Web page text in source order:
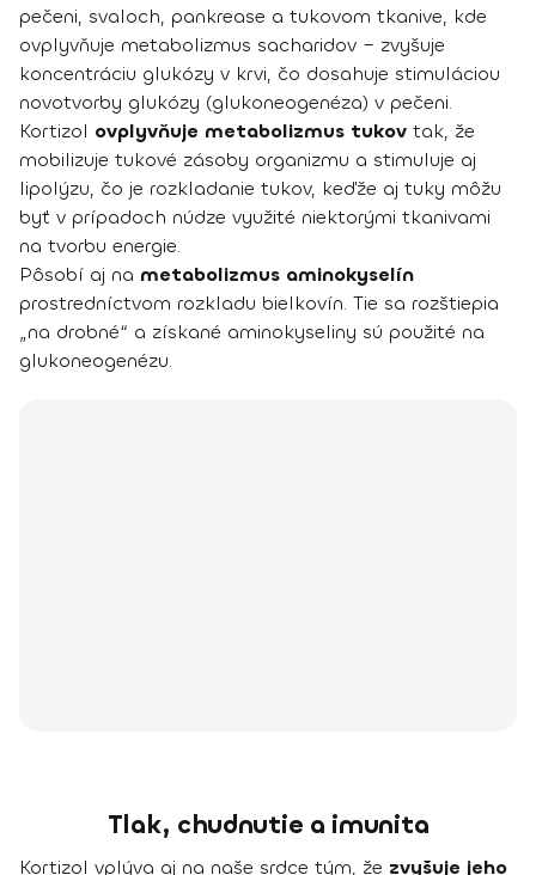
pečeni, svaloch, pankrease a tukovom tkanive, kde
ovplyvňuje metabolizmus sacharidov – zvyšuje
koncentráciu glukózy v krvi, čo dosahuje stimuláciou
novotvorby glukózy (glukoneogenéza) v pečeni.
Kortizol ovplyvňuje metabolizmus tukov tak, že
mobilizuje tukové zásoby organizmu a stimuluje aj
lipolýzu, čo je rozkladanie tukov, keďže aj tuky môžu
byť v prípadoch núdze využité niektorými tkanivami
na tvorbu energie.
Pôsobí aj na metabolizmus aminokyselín
prostredníctvom rozkladu bielkovín. Tie sa rozštiepia
„na drobné“ a získané aminokyseliny sú použité na
glukoneogenézu.
Tlak, chudnutie a imunita
Kortizol vplýva aj na naše srdce tým, že zvyšuje jeho